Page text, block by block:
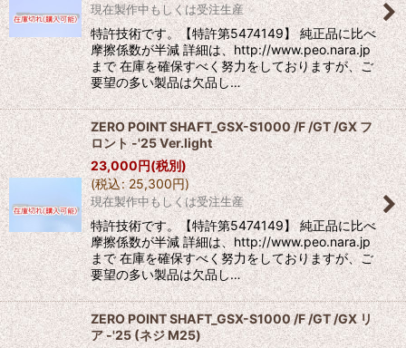
現在製作中もしくは受注生産
特許技術です。【特許第5474149】 純正品に比べ
摩擦係数が半減 詳細は、http://www.peo.nara.jp
まで 在庫を確保すべく努力をしておりますが、ご
要望の多い製品は欠品し…
ZERO POINT SHAFT_GSX-S1000 /F /GT /GX フ
ロント -'25 Ver.light
23,000円(税別)
(税込: 25,300円)
現在製作中もしくは受注生産
特許技術です。【特許第5474149】 純正品に比べ
摩擦係数が半減 詳細は、http://www.peo.nara.jp
まで 在庫を確保すべく努力をしておりますが、ご
要望の多い製品は欠品し…
ZERO POINT SHAFT_GSX-S1000 /F /GT /GX リ
ア -'25 (ネジ M25)